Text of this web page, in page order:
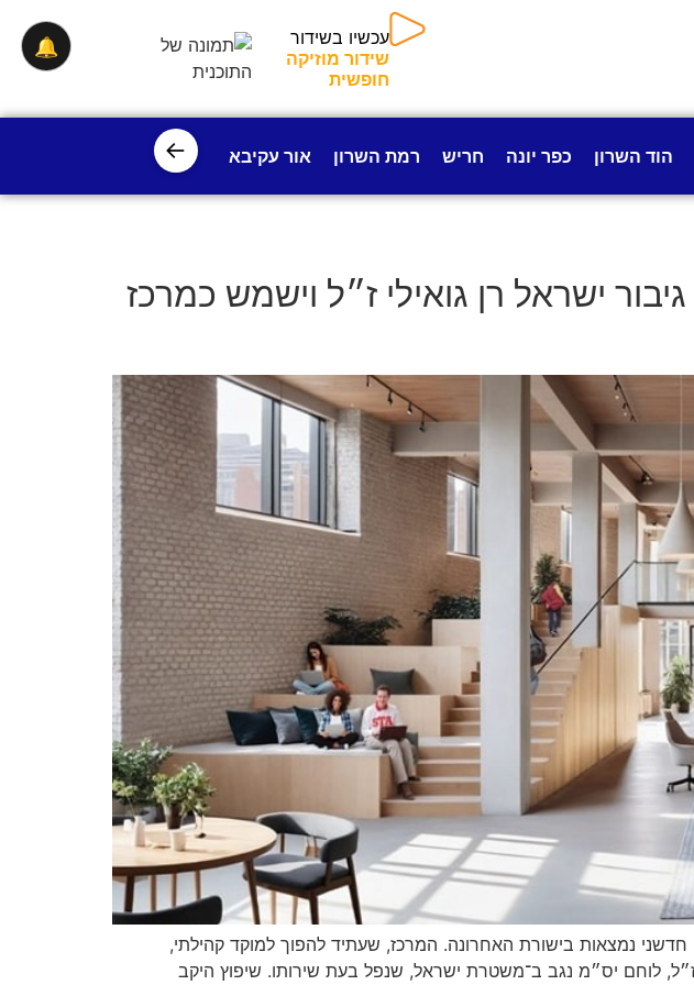
עכשיו בשידור
שידור מוזיקה חופשית
הוד השרון כפר יונה חריש רמת השרון אור עקיבא פרדס חנה
←
ישראל רן גואילי ז״ל וישמש כמרכז
חדשני נמצאות בישורת האחרונה. המרכז, שעתיד להפוך למוקד קהילתי,
ז״ל, לוחם יס״מ נגב ב־משטרת ישראל, שנפל בעת שירותו. שיפוץ היקב
🔔